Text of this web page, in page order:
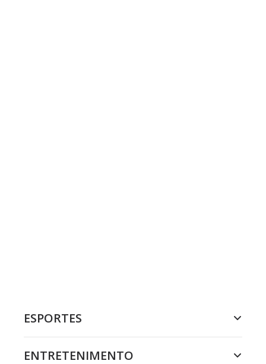
ESPORTES
ENTRETENIMENTO